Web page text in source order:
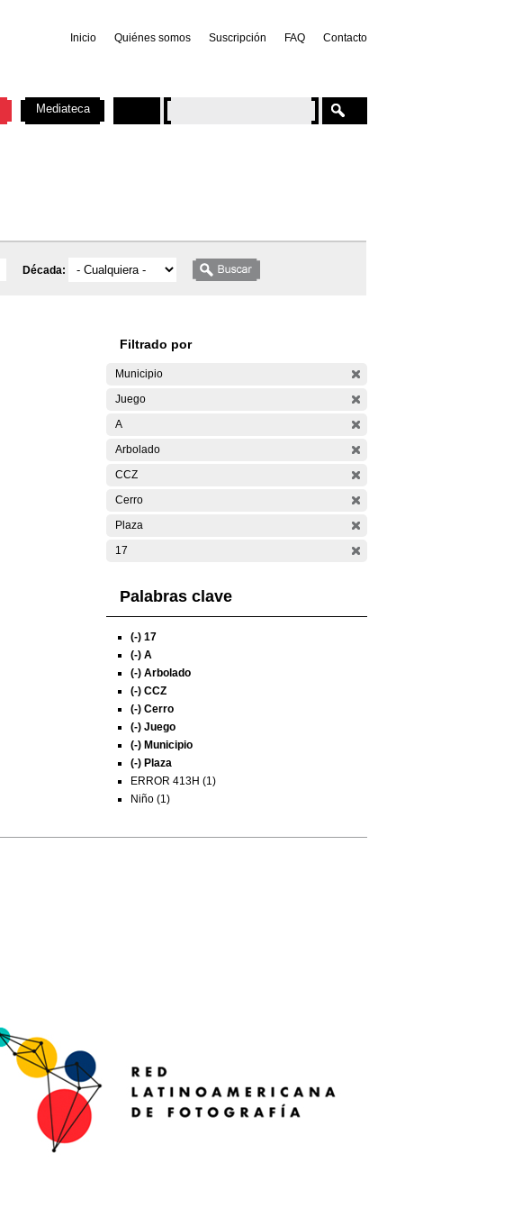
Inicio Quiénes somos Suscripción FAQ Contacto
Década:
Filtrado por
Municipio
Juego
A
Arbolado
CCZ
Cerro
Plaza
17
Palabras clave
(-) 17
(-) A
(-) Arbolado
(-) CCZ
(-) Cerro
(-) Juego
(-) Municipio
(-) Plaza
ERROR 413H (1)
Niño (1)
Mediateca